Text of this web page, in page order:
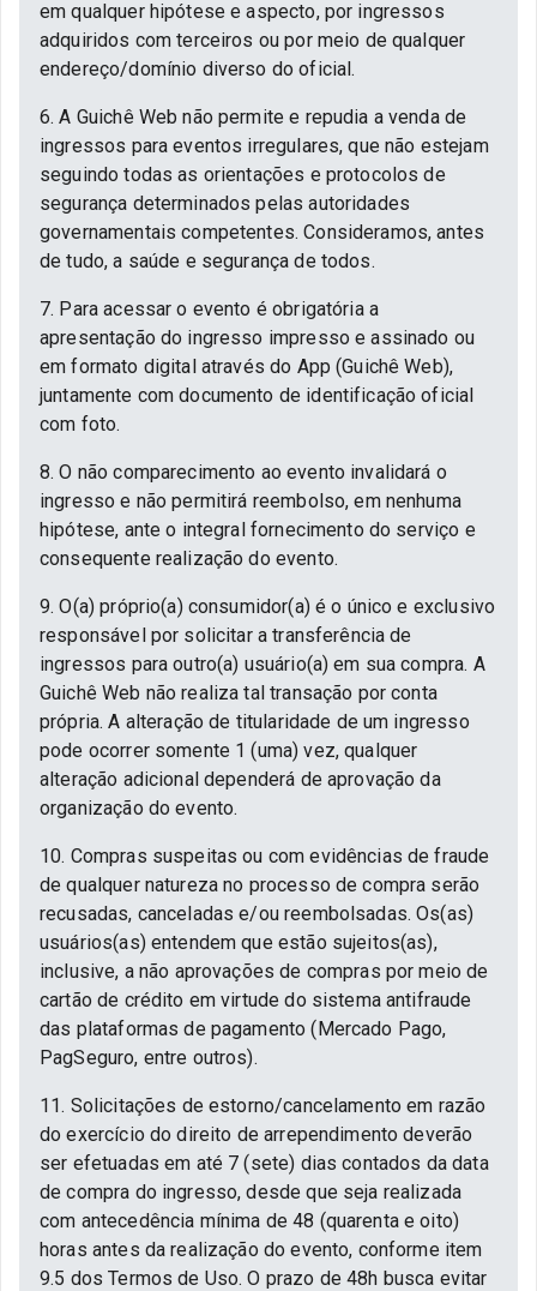
em qualquer hipótese e aspecto, por ingressos
adquiridos com terceiros ou por meio de qualquer
endereço/domínio diverso do oficial.
6. A Guichê Web não permite e repudia a venda de
ingressos para eventos irregulares, que não estejam
seguindo todas as orientações e protocolos de
segurança determinados pelas autoridades
governamentais competentes. Consideramos, antes
de tudo, a saúde e segurança de todos.
7. Para acessar o evento é obrigatória a
apresentação do ingresso impresso e assinado ou
em formato digital através do App (Guichê Web),
juntamente com documento de identificação oficial
com foto.
8. O não comparecimento ao evento invalidará o
ingresso e não permitirá reembolso, em nenhuma
hipótese, ante o integral fornecimento do serviço e
consequente realização do evento.
9. O(a) próprio(a) consumidor(a) é o único e exclusivo
responsável por solicitar a transferência de
ingressos para outro(a) usuário(a) em sua compra. A
Guichê Web não realiza tal transação por conta
própria. A alteração de titularidade de um ingresso
pode ocorrer somente 1 (uma) vez, qualquer
alteração adicional dependerá de aprovação da
organização do evento.
10. Compras suspeitas ou com evidências de fraude
de qualquer natureza no processo de compra serão
recusadas, canceladas e/ou reembolsadas. Os(as)
usuários(as) entendem que estão sujeitos(as),
inclusive, a não aprovações de compras por meio de
cartão de crédito em virtude do sistema antifraude
das plataformas de pagamento (Mercado Pago,
PagSeguro, entre outros).
11. Solicitações de estorno/cancelamento em razão
do exercício do direito de arrependimento deverão
ser efetuadas em até 7 (sete) dias contados da data
de compra do ingresso, desde que seja realizada
com antecedência mínima de 48 (quarenta e oito)
horas antes da realização do evento, conforme item
9.5 dos Termos de Uso. O prazo de 48h busca evitar